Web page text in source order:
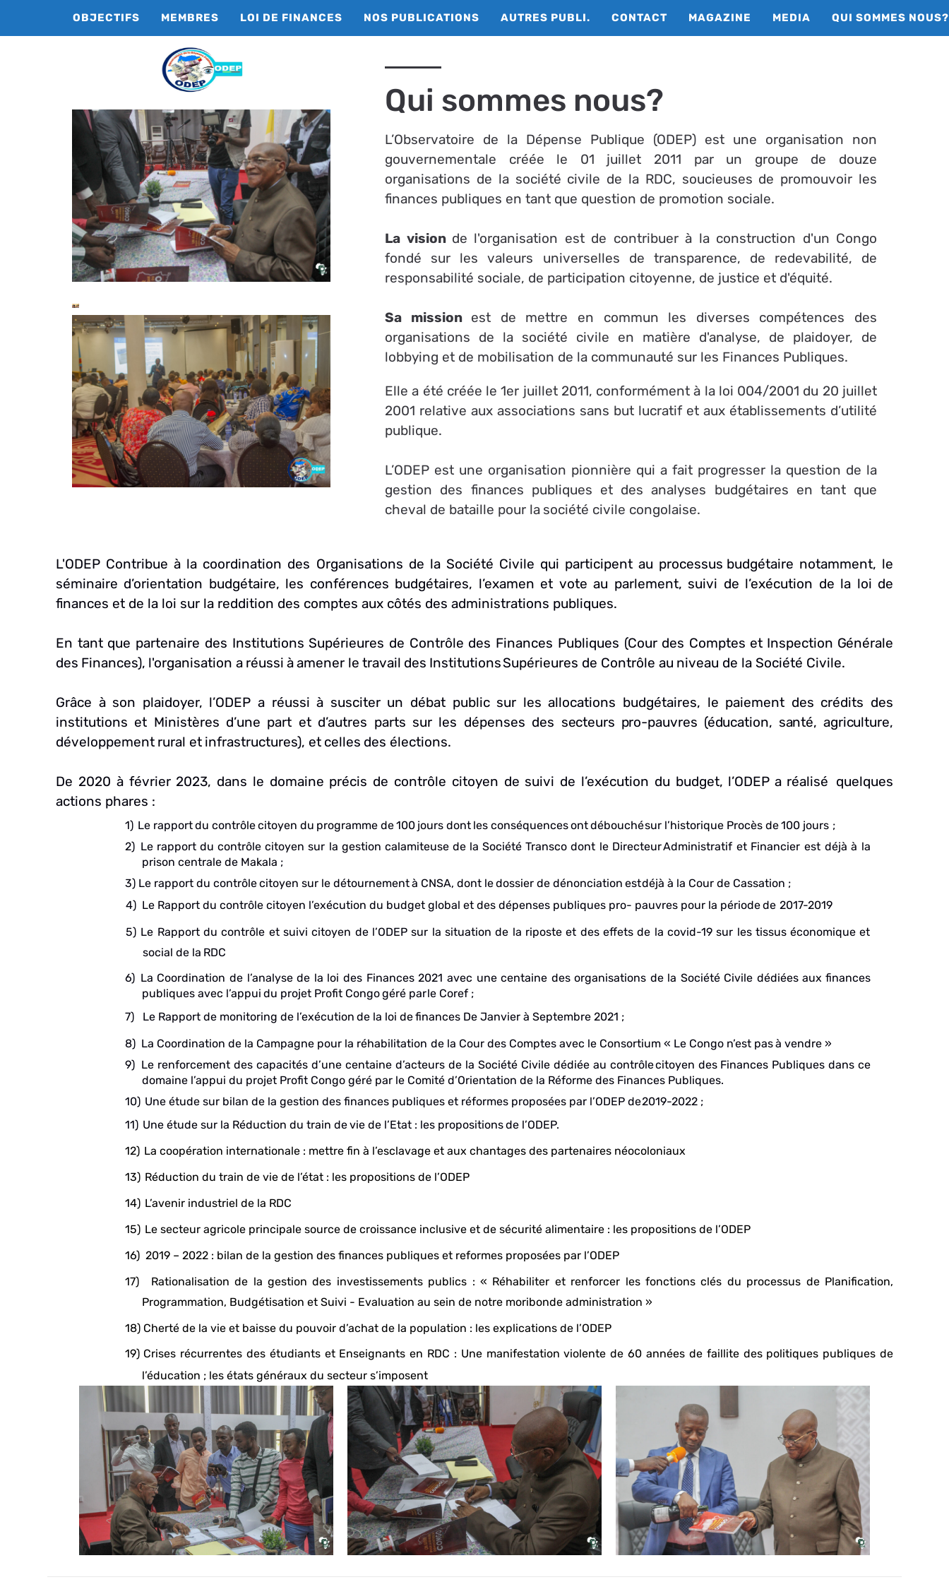
OBJECTIFS MEMBRES LOI DE FINANCES NOS PUBLICATIONS AUTRES PUBLI. CONTACT MAGAZINE MEDIA QUI SOMMES NOUS?
Qui sommes nous?
L’Observatoire de la Dépense Publique (ODEP) est une organisation non
gouvernementale créée le 01 juillet 2011 par un groupe de douze
organisations de la société civile de la RDC, soucieuses de promouvoir les
finances publiques en tant que question de promotion sociale.
La vision de l'organisation est de contribuer à la construction d'un Congo
fondé sur les valeurs
universelles de transparence, de redevabilité, de
responsabilité sociale, de participation citoyenne, de justice et d'équité.
Sa mission est de mettre en commun les diverses compétences des
organisations de la société civile
en matière d'analyse, de plaidoyer, de
lobbying et de mobilisation de la communauté sur les Finances Publiques.
Elle a été créée le 1er juillet 2011, conformément à la loi 004/2001 du 20 juillet
2001 relative aux associations sans but lucratif et aux établissements d’utilité
publique.
L’ODEP est une organisation pionnière qui a fait progresser la question de la
gestion des finances publiques et des analyses budgétaires en tant que
cheval de bataille pour la société civile congolaise.
Observatoire de la Dépense Publique - République Démocratique du Congo
L'ODEP Contribue à la coordination des Organisations de la Société Civile qui participent au processus budgétaire notamment, le
séminaire d’orientation budgétaire, les conférences budgétaires, l’examen et vote au parlement, suivi de l’exécution de la loi de
finances et de la loi sur la reddition des comptes aux côtés des administrations publiques.
En tant que partenaire des Institutions Supérieures de Contrôle des Finances Publiques (Cour des Comptes et Inspection Générale
des Finances), l'organisation a réussi àamener le travail des InstitutionsSupérieures de Contrôle au niveau de la Société Civile.
Grâce à son plaidoyer, l’ODEP a réussi à susciter un débat public sur lesallocations budgétaires, le paiement des crédits des
institutions et Ministères d’une part et d’autres parts sur les dépenses des secteurs pro-pauvres (éducation, santé, agriculture,
développement rural et infrastructures), et celles des élections.
De 2020 à février 2023, dans le domaine précis de contrôle citoyen de suivi de l’exécution du budget, l’ODEPa réalisé quelques
actions phares :
1) Le rapportdu contrôlecitoyen du programme de100 jours dont les conséquencesontdébouchésur l’historique Procès de 100 jours ;
2) Le rapport du contrôle citoyen sur la gestion calamiteuse de la Société Transco dont le DirecteurAdministratif et Financier est déjà à la
prison centrale de Makala ;
3) Le rapport du contrôle citoyen sur le détournementà CNSA, dont ledossier de dénonciation estdéjà à la Cour de Cassation ;
4) Le Rapport du contrôle citoyen l’exécution du budget global et des dépenses publiques pro- pauvres pour la période de 2017-2019
5) Le Rapport du contrôle et suivi citoyen de l’ODEP sur la situation de la riposte et des effets de la covid-19 sur les tissus économique et
social de la RDC
6) La Coordination de l’analyse de la loi des Finances 2021 avec une centaine des organisations de la Société Civile dédiées aux finances
publiques avec l’appui du projet Profit Congogéré parle Coref ;
7)
Le Rapport de monitoring de l’exécution de la loi de finances De Janvier à Septembre 2021 ;
8) La Coordination de la Campagne pour la réhabilitation de la Cour des Comptes avec le Consortium « Le Congo n’est pas à vendre »
9) Le renforcement des capacités d’une centaine d’acteurs de la Société Civile dédiée au contrôlecitoyen des Finances Publiques dans ce
domaine l’appui du projet Profit Congo géré par le Comité d’Orientation de la Réforme des Finances Publiques.
10) Une étude sur bilan de la gestion des finances publiques et réformes proposées par l’ODEP de2019-2022 ;
11) Une étude sur la Réduction du train de vie de l’Etat : les propositionsde l’ODEP.
12) La coopération internationale : mettre fin à l’esclavage et aux chantages des partenaires néocoloniaux
13) Réduction du train de vie de l’état : les propositions de l’ODEP
14) L’avenir industriel de la RDC
15) Le secteur agricole principale source de croissance inclusive et de sécurité alimentaire : les propositions de l’ODEP
16) 2019 – 2022 : bilan de la gestion des finances publiques et reformes proposées par l’ODEP
17)
Rationalisation de la gestion des investissements publics : « Réhabiliter et renforcer les fonctions clés du processus de Planification,
Programmation, Budgétisation et Suivi - Evaluation au sein de notre moribonde administration »
18) Cherté de la vie et baisse du pouvoir d’achat de la population : les explications de l’ODEP
19) Crises récurrentes des étudiants et Enseignants en RDC : Une manifestation violente de 60 années de faillite des politiques publiques de
l’éducation ; les états généraux du secteur s’imposent